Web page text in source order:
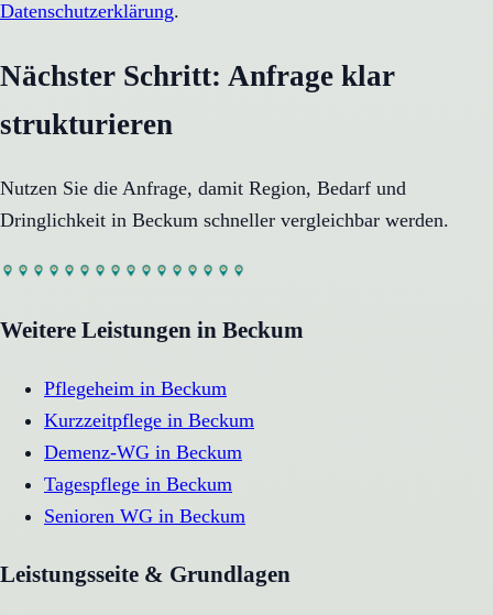
Datenschutzerklärung.
Nächster Schritt: Anfrage klar
strukturieren
Nutzen Sie die Anfrage, damit Region, Bedarf und
Dringlichkeit in Beckum schneller vergleichbar werden.
Weitere Leistungen in Beckum
Pflegeheim in Beckum
Kurzzeitpflege in Beckum
Demenz-WG in Beckum
Tagespflege in Beckum
Senioren WG in Beckum
Leistungsseite & Grundlagen